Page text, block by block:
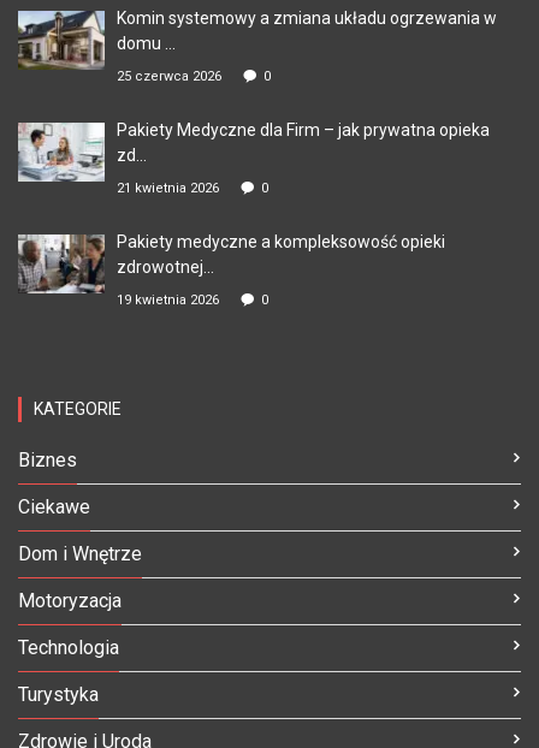
Komin systemowy a zmiana układu ogrzewania w
domu ...
25 czerwca 2026 0
Pakiety Medyczne dla Firm – jak prywatna opieka
zd...
21 kwietnia 2026 0
Pakiety medyczne a kompleksowość opieki
zdrowotnej...
19 kwietnia 2026 0
KATEGORIE
Biznes
Ciekawe
Dom i Wnętrze
Motoryzacja
Technologia
Turystyka
Zdrowie i Uroda